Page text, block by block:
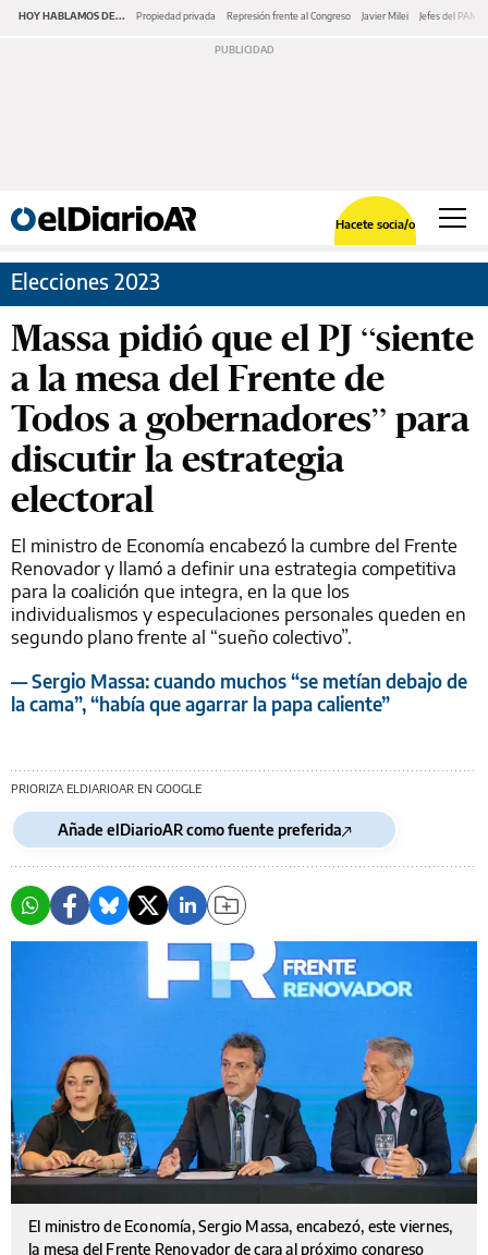
HOY HABLAMOS DE... Propiedad privada Represión frente al Congreso Javier Milei Jefes del PAMI
Hacete socia/o
Elecciones 2023
Massa pidió que el PJ “siente
a la mesa del Frente de
Todos a gobernadores” para
discutir la estrategia
electoral
El ministro de Economía encabezó la cumbre del Frente
Renovador y llamó a definir una estrategia competitiva
para la coalición que integra, en la que los
individualismos y especulaciones personales queden en
segundo plano frente al “sueño colectivo”.
— Sergio Massa: cuando muchos “se metían debajo de
la cama”, “había que agarrar la papa caliente”
PRIORIZA ELDIARIOAR EN GOOGLE
Añade elDiarioAR como fuente preferida
El ministro de Economía, Sergio Massa, encabezó, este viernes,
la mesa del Frente Renovador de cara al próximo congreso